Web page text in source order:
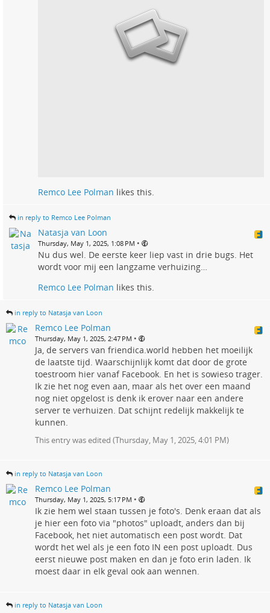
Remco Lee Polman likes this.
in reply to Remco Lee Polman
Natasja van Loon
Thursday, May 1, 2025, 1:08 PM •
Nu dus wel. De eerste keer liep vast in drie bugs. Het
wordt voor mij een langzame verhuizing…
Remco Lee Polman likes this.
in reply to Natasja van Loon
Remco Lee Polman
Thursday, May 1, 2025, 2:47 PM •
Ja, de servers van friendica.world hebben het moeilijk
de laatste tijd. Waarschijnlijk komt dat door de grote
toestroom hier vanaf Facebook. En het is sowieso trager.
Ik zie het nog even aan, maar als het over een maand
nog niet opgelost is denk ik erover naar een andere
server te verhuizen. Dat schijnt redelijk makkelijk te
kunnen.
This entry was edited (Thursday, May 1, 2025, 4:01 PM)
in reply to Natasja van Loon
Remco Lee Polman
Thursday, May 1, 2025, 5:17 PM •
Ik zie hem wel staan tussen je foto's. Denk eraan dat als
je hier een foto via "photos" uploadt, anders dan bij
Facebook, het niet automatisch een post wordt. Dat
wordt het wel als je een foto IN een post uploadt. Dus
eerst nieuwe post maken en dan je foto erin laden. Ik
moest daar in elk geval ook aan wennen.
in reply to Natasja van Loon